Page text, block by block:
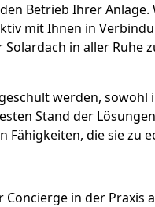
Betrieb Ihrer
mit Ihnen in
in aller Ruhe
werden, sowohl
Stand der
die sie zu
in der Praxis